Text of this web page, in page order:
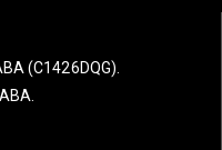
(C1426DQG).